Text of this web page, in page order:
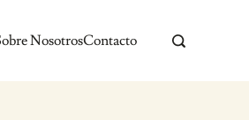
NosotrosContacto